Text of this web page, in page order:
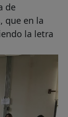
de
que en la
la letra